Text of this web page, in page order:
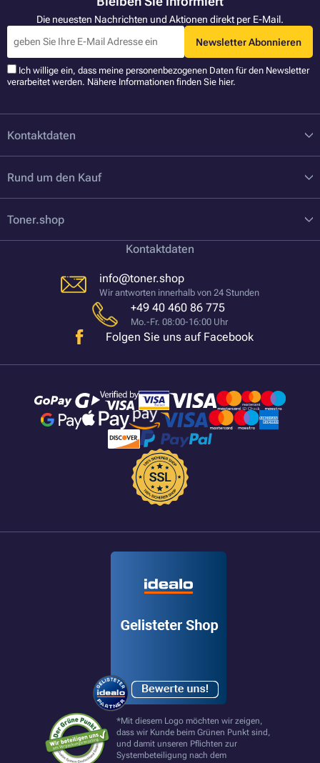
Die neuesten Nachrichten und Aktionen direkt per E-Mail.
Newsletter Abonnieren
Ich willige ein, dass meine personenbezogenen Daten für den Newsletter
verarbeitet werden. Nähere Informationen finden Sie hier.
Kontaktdaten
Rund um den Kauf
Toner.shop
Kontaktdaten
info@toner.shop
Wir antworten innerhalb von 24 Stunden
+49 40 460 86 775
Mo.-Fr. 08:00-16:00 Uhr
Folgen Sie uns auf Facebook
*Mit diesem Logo möchten wir zeigen,
dass wir Kunde beim Grünen Punkt sind,
und damit unseren Pflichten zur
Systembeteiligung nach dem